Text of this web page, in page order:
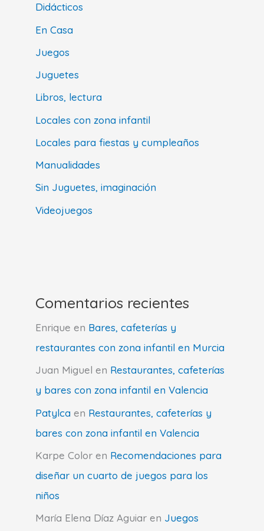
Didácticos
En Casa
Juegos
Juguetes
Libros, lectura
Locales con zona infantil
Locales para fiestas y cumpleaños
Manualidades
Sin Juguetes, imaginación
Videojuegos
Comentarios recientes
Enrique en Bares, cafeterías y
restaurantes con zona infantil en Murcia
Juan Miguel en Restaurantes, cafeterías
y bares con zona infantil en Valencia
Patylca en Restaurantes, cafeterías y
bares con zona infantil en Valencia
Karpe Color en Recomendaciones para
diseñar un cuarto de juegos para los
niños
María Elena Díaz Aguiar en Juegos